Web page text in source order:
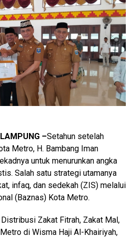
–Setahun setelah
Metro, H. Bambang Iman
untuk menurunkan angka
Salah satu strategi utamanya
infaq, dan sedekah (ZIS) melalui
(Baznas) Kota Metro.
Distribusi Zakat Fitrah, Zakat Mal,
di Wisma Haji Al-Khairiyah,